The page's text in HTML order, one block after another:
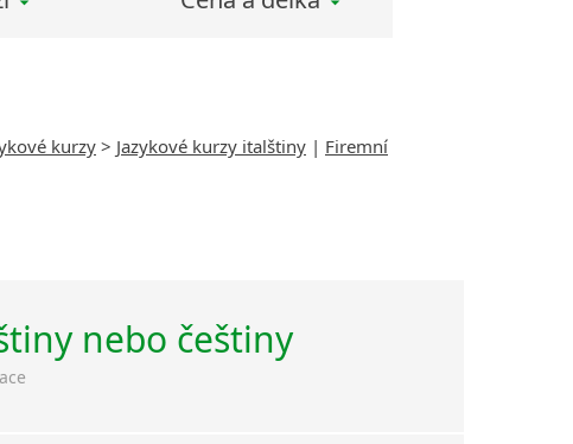
kurzy > Jazykové kurzy italštiny | Firemní
nebo češtiny